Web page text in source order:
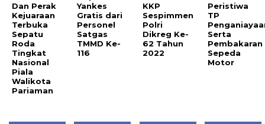
Dan Perak
Kejuaraan
Terbuka
Sepatu
Roda
Tingkat
Nasional
Piala
Walikota
Pariaman
Yankes
Gratis dari
Personel
Satgas
TMMD Ke-
116
KKP
Sespimmen
Polri
Dikreg Ke-
62 Tahun
2022
Peristiwa
TP
Serta
Pembakaran
Sepeda
Motor